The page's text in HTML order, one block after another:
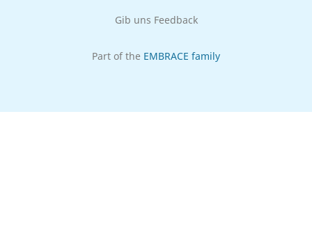
Gib uns Feedback
Part of the EMBRACE family